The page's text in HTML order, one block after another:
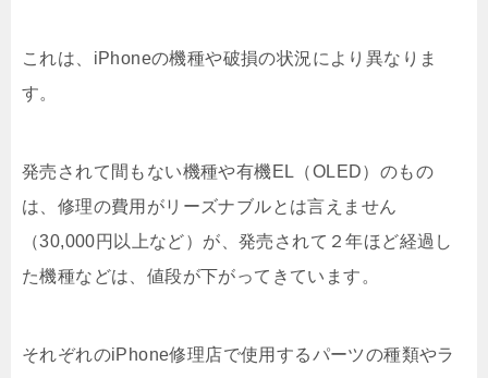
これは、iPhoneの機種や破損の状況により異なりま
す。
発売されて間もない機種や有機EL（OLED）のもの
は、修理の費用がリーズナブルとは言えません
（30,000円以上など）が、発売されて２年ほど経過し
た機種などは、値段が下がってきています。
それぞれのiPhone修理店で使用するパーツの種類やラ